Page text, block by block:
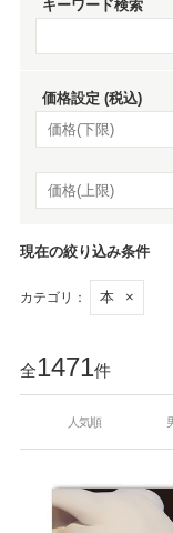
キーワード検索
価格設定 (税込)
現在の絞り込み条件
カテゴリ： 本 ×
全1471件
人気順